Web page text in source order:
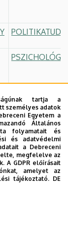
PSZICHOLÓGIA
SZABAD
SZOCIÁLIS
SZOCIOLÓGIA
tartja a
személyes adatok
Egyetem a
Általános
folyamatait és
és adatvédelmi
a Debreceni
megfelelve az
A GDPR előírásait
amelyet az
tájékoztató. DE